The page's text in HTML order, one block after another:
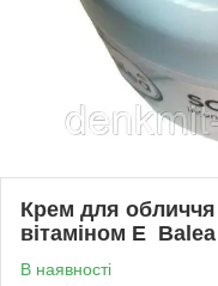
Крем для обличчя
вітаміном Е
В наявності